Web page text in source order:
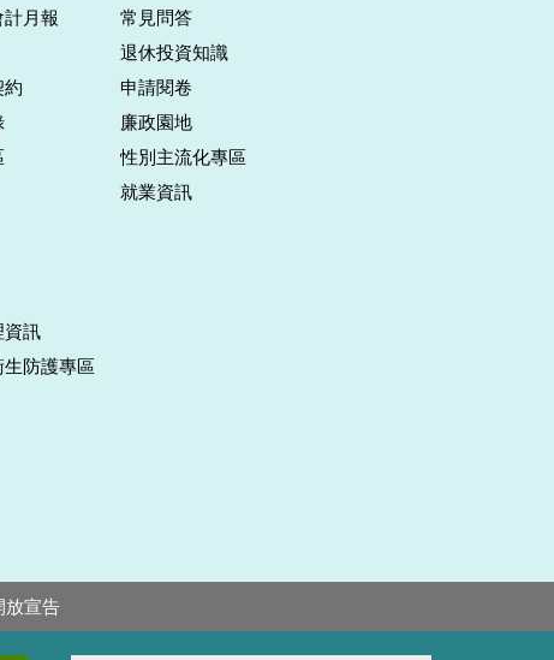
月報
約
資訊
防護專區
常見問答
退休投資知識
申請閱卷
廉政園地
性別主流化專區
就業資訊
放宣告